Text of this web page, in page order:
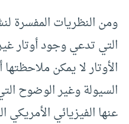
ومن النظريات المفسرة
التي تدعي وجود أوتار
الأوتار لا يمكن
السيولة وغير الوضوح
عنها الفيزيائي الأمريكي